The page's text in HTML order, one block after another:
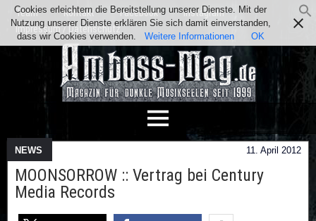
Team Kontakt Facebook
Instagram
Impressum / Datenschutz
NEWS 11. April 2012
MOONSORROW :: Vertrag bei Century
Media Records
Cookies erleichtern die Bereitstellung unserer Dienste. Mit der
Nutzung unserer Dienste erklären Sie sich damit einverstanden,
dass wir Cookies verwenden.
Weitere Informationen OK